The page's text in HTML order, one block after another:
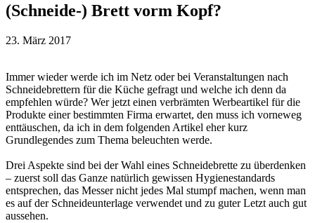
(Schneide-) Brett vorm Kopf?
23. März 2017
Immer wieder werde ich im Netz oder bei Veranstaltungen nach
Schneidebrettern für die Küche gefragt und welche ich denn da
empfehlen würde? Wer jetzt einen verbrämten Werbeartikel für die
Produkte einer bestimmten Firma erwartet, den muss ich vorneweg
enttäuschen, da ich in dem folgenden Artikel eher kurz
Grundlegendes zum Thema beleuchten werde.
Drei Aspekte sind bei der Wahl eines Schneidebrette zu überdenken
– zuerst soll das Ganze natürlich gewissen Hygienestandards
entsprechen, das Messer nicht jedes Mal stumpf machen, wenn man
es auf der Schneideunterlage verwendet und zu guter Letzt auch gut
aussehen.